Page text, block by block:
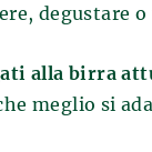
degustare
alla birra
meglio si